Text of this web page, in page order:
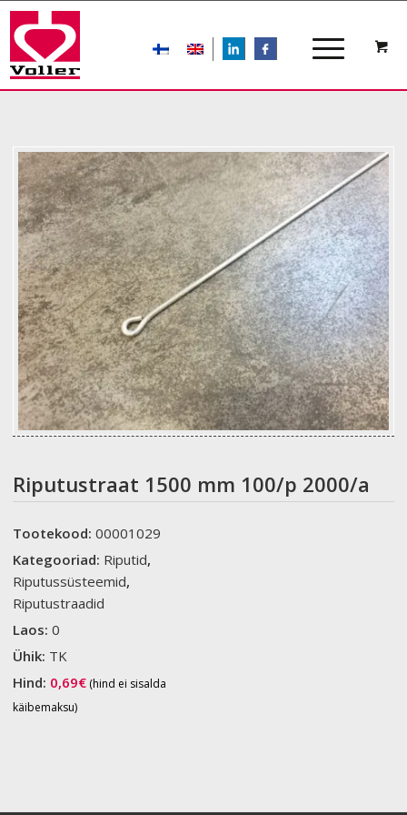
LIn
Riputustraat 1500 mm 100/p 2000/a
Tootekood:00001029
Kategooriad: Riputid,
Riputussüsteemid,
Riputustraadid
Laos:0
Ühik: TK
Hind: 0,69€ (hind ei sisalda
käibemaksu)